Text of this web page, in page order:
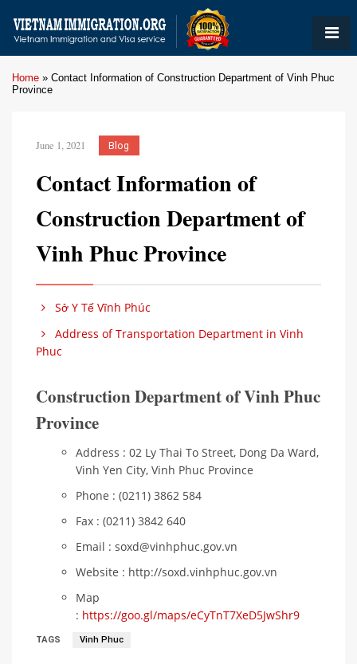
Home » Contact Information of Construction Department of Vinh Phuc
Province
June 1, 2021 Blog
Contact Information of
Construction Department of
Vinh Phuc Province
Sở Y Tế Vĩnh Phúc
Address of Transportation Department in Vinh
Phuc
Construction Department of Vinh Phuc
Province
Address : 02 Ly Thai To Street, Dong Da Ward,
Vinh Yen City, Vinh Phuc Province
Phone : (0211) 3862 584
Fax : (0211) 3842 640
Email : soxd@vinhphuc.gov.vn
Website : http://soxd.vinhphuc.gov.vn
Map
: https://goo.gl/maps/eCyTnT7XeD5JwShr9
TAGS Vinh Phuc